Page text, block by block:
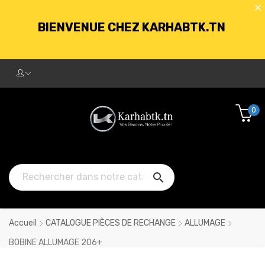
BIENVENUE CHEZ KARHABTK.TN
250DT D'ACHATS

0
Accueil CATALOGUE PIÈCES DE RECHANGE
ALLUMAGE
BOBINE ALLUMAGE 206+